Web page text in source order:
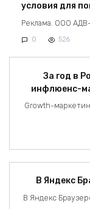
условия для
Реклама. ООО
0 526
За год в
инфлюенс-
Growth-
В Яндекс
В Яндекс